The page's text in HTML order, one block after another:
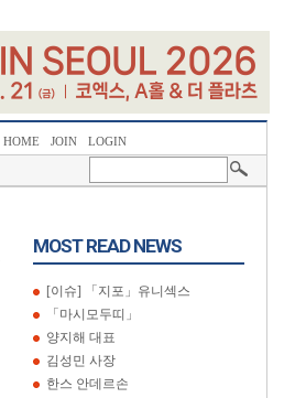
HOME JOIN LOGIN
MOST READ NEWS
[이슈] 「지포」유니섹스
「마시모두띠」
양지해 대표
김성민 사장
한스 안데르손